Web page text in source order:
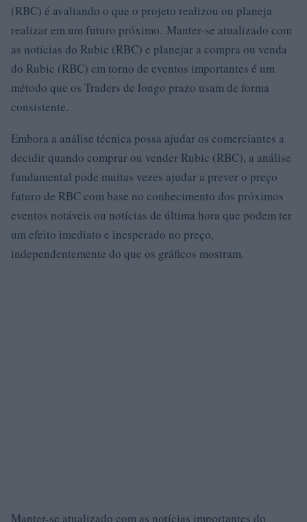
(RBC) é avaliando o que o projeto realizou ou planeja
realizar em um futuro próximo. Manter-se atualizado com
as notícias do Rubic (RBC) e planejar a compra ou venda
do Rubic (RBC) em torno de eventos importantes é um
método que os Traders de longo prazo usam de forma
consistente.
Embora a análise técnica possa ajudar os comerciantes a
decidir quando comprar ou vender Rubic (RBC), a análise
fundamental pode muitas vezes ajudar a prever o preço
futuro de RBC com base no conhecimento dos próximos
eventos notáveis ​​ou notícias de última hora que podem ter
um efeito imediato e inesperado no preço,
independentemente do que os gráficos mostram.
Manter-se atualizado com as notícias importantes do